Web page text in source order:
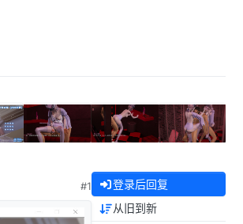
#1 登录后回复
从旧到新